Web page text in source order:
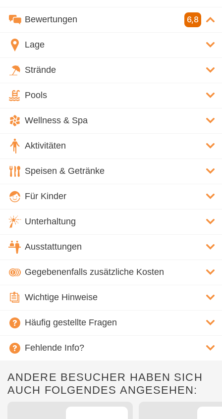
Bewertungen 6,8
Lage
Strände
Pools
Wellness & Spa
Aktivitäten
Speisen & Getränke
Für Kinder
Unterhaltung
Ausstattungen
Gegebenenfalls zusätzliche Kosten
Wichtige Hinweise
Häufig gestellte Fragen
Fehlende Info?
ANDERE BESUCHER HABEN SICH
AUCH FOLGENDES ANGESEHEN: